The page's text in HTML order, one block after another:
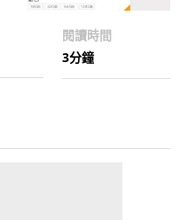
閱讀時間
3分鐘